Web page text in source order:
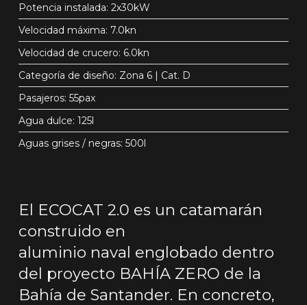
Potencia instalada: 2x30kW
Velocidad máxima: 7.0kn
Velocidad de crucero: 6.0kn
Categoría de diseño: Zona 6 | Cat. D
Pasajeros: 55pax
Agua dulce: 125l
Aguas grises / negras: 500l
El ECOCAT 2.0 es un catamarán
construido en
aluminio naval englobado dentro
del proyecto BAHÍA ZERO de la
Bahía de Santander. En concreto,